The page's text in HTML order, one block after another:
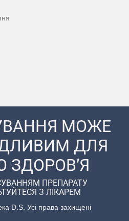
МОЖЕ
ДЛЯ
ЗДОРОВ’Я
ПРЕПАРАТУ
З ЛІКАРЕМ
D.S. Усі права захищені